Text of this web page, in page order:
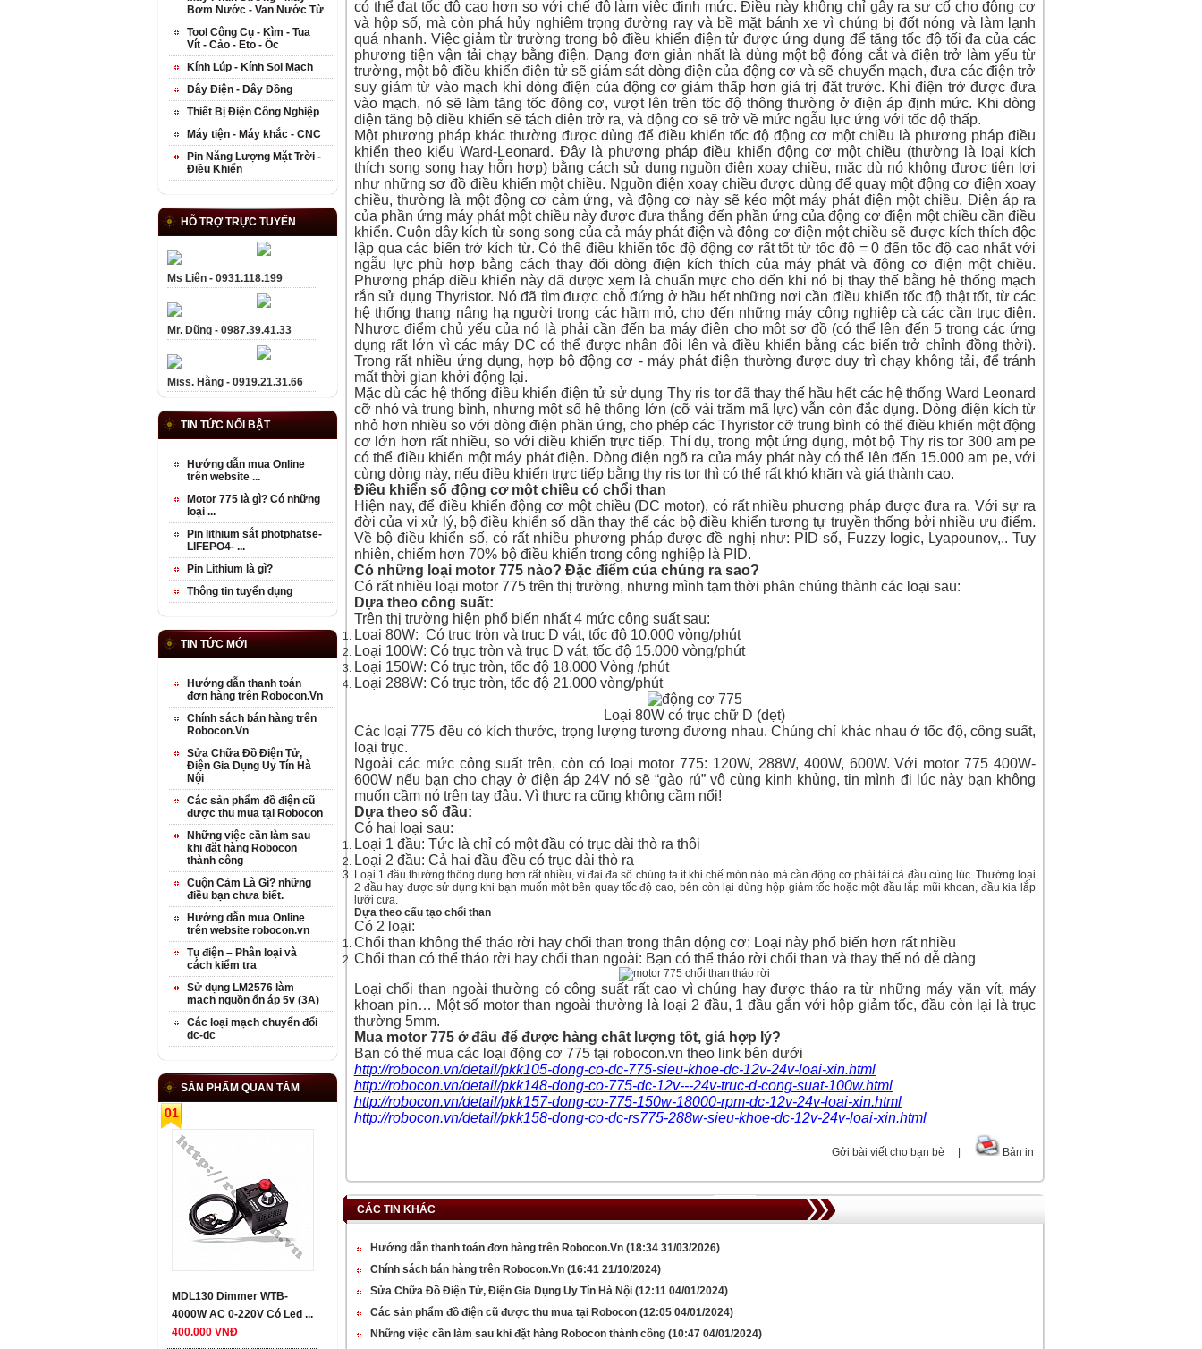
có thể đạt tốc độ cao hơn so với chế độ làm việc định mức. Điều này không chỉ gây ra sự cố cho động cơ
và hộp số, mà còn phá hủy nghiêm trọng đường ray và bề mặt bánh xe vì chúng bị đốt nóng và làm lạnh
quá nhanh. Việc giảm từ trường trong bộ điều khiển điện tử được ứng dụng để tăng tốc độ tối đa của các
phương tiện vận tải chạy bằng điện. Dạng đơn giản nhất là dùng một bộ đóng cắt và điện trở làm yếu từ
trường, một bộ điều khiển điện tử sẽ giám sát dòng điện của động cơ và sẽ chuyển mạch, đưa các điện trở
suy giảm từ vào mạch khi dòng điện của động cơ giảm thấp hơn giá trị đặt trước. Khi điện trở được đưa
vào mạch, nó sẽ làm tăng tốc động cơ, vượt lên trên tốc độ thông thường ở điện áp định mức. Khi dòng
điện tăng bộ điều khiển sẽ tách điện trở ra, và động cơ sẽ trở về mức ngẫu lực ứng với tốc độ thấp.
Một phương pháp khác thường được dùng để điều khiển tốc độ động cơ một chiều là phương pháp điều
khiển theo kiểu Ward-Leonard. Đây là phương pháp điều khiển động cơ một chiều (thường là loại kích
thích song song hay hỗn hợp) bằng cách sử dụng nguồn điện xoay chiều, mặc dù nó không được tiện lợi
như những sơ đồ điều khiển một chiều. Nguồn điện xoay chiều được dùng để quay một động cơ điện xoay
chiều, thường là một động cơ cảm ứng, và động cơ này sẽ kéo một máy phát điện một chiều. Điện áp ra
của phần ứng máy phát một chiều này được đưa thẳng đến phần ứng của động cơ điện một chiều cần điều
khiển. Cuộn dây kích từ song song của cả máy phát điện và động cơ điện một chiều sẽ được kích thích độc
lập qua các biến trở kích từ. Có thể điều khiển tốc độ động cơ rất tốt từ tốc độ = 0 đến tốc độ cao nhất với
ngẫu lực phù hợp bằng cách thay đổi dòng điện kích thích của máy phát và động cơ điện một chiều.
Phương pháp điều khiển này đã được xem là chuẩn mực cho đến khi nó bị thay thế bằng hệ thống mạch
rắn sử dụng Thyristor. Nó đã tìm được chỗ đứng ở hầu hết những nơi cần điều khiển tốc độ thật tốt, từ các
hệ thống thang nâng hạ người trong các hầm mỏ, cho đến những máy công nghiệp cà các cần trục điện.
Nhược điểm chủ yếu của nó là phải cần đến ba máy điện cho một sơ đồ (có thể lên đến 5 trong các ứng
dụng rất lớn vì các máy DC có thể được nhân đôi lên và điều khiển bằng các biến trở chỉnh đồng thời).
Trong rất nhiều ứng dụng, hợp bộ động cơ - máy phát điện thường được duy trì chạy không tải, để tránh
mất thời gian khởi động lại.
Mặc dù các hệ thống điều khiển điện tử sử dụng Thy ris tor đã thay thế hầu hết các hệ thống Ward Leonard
cỡ nhỏ và trung bình, nhưng một số hệ thống lớn (cỡ vài trăm mã lực) vẫn còn đắc dụng. Dòng điện kích từ
nhỏ hơn nhiều so với dòng điện phần ứng, cho phép các Thyristor cỡ trung bình có thể điều khiển một động
cơ lớn hơn rất nhiều, so với điều khiển trực tiếp. Thí dụ, trong một ứng dụng, một bộ Thy ris tor 300 am pe
có thể điều khiển một máy phát điện. Dòng điện ngõ ra của máy phát này có thể lên đến 15.000 am pe, với
cùng dòng này, nếu điều khiển trực tiếp bằng thy ris tor thì có thể rất khó khăn và giá thành cao.
Điều khiển số động cơ một chiều có chổi than
Hiện nay, để điều khiển động cơ một chiều (DC motor), có rất nhiều phương pháp được đưa ra. Với sự ra
đời của vi xử lý, bộ điều khiển số dần thay thế các bộ điều khiển tương tự truyền thống bởi nhiều ưu điểm.
Về bộ điều khiển số, có rất nhiều phương pháp được đề nghị như: PID số, Fuzzy logic, Lyapounov,.. Tuy
nhiên, chiếm hơn 70% bộ điều khiển trong công nghiệp là PID.
Có những loại motor 775 nào? Đặc điểm của chúng ra sao?
Có rất nhiều loại motor 775 trên thị trường, nhưng mình tạm thời phân chúng thành các loại sau:
Dựa theo công suất:
Trên thị trường hiện phổ biến nhất 4 mức công suất sau:
Loại 80W: Có trục tròn và trục D vát, tốc độ 10.000 vòng/phút
Loại 100W: Có trục tròn và trục D vát, tốc độ 15.000 vòng/phút
Loại 150W: Có trục tròn, tốc độ 18.000 Vòng /phút
Loại 288W: Có trục tròn, tốc độ 21.000 vòng/phút
Loại 80W có trục chữ D (dẹt)
Các loại 775 đều có kích thước, trọng lượng tương đương nhau. Chúng chỉ khác nhau ở tốc độ, công suất,
loại trục.
Ngoài các mức công suất trên, còn có loại motor 775: 120W, 288W, 400W, 600W. Với motor 775 400W-
600W nếu bạn cho chạy ở điện áp 24V nó sẽ “gào rú” vô cùng kinh khủng, tin mình đi lúc này bạn không
muốn cầm nó trên tay đâu. Vì thực ra cũng không cầm nổi!
Dựa theo số đầu:
Có hai loại sau:
Loại 1 đầu: Tức là chỉ có một đầu có trục dài thò ra thôi
Loại 2 đầu: Cả hai đầu đều có trục dài thò ra
Loại 1 đầu thường thông dụng hơn rất nhiều, vì đại đa số chúng ta ít khi chế món nào mà cần động cơ phải tải cả đầu cùng lúc. Thường loại
2 đầu hay được sử dụng khi bạn muốn một bên quay tốc độ cao, bên còn lại dùng hộp giảm tốc hoặc một đầu lắp mũi khoan, đầu kia lắp
lưỡi cưa.
Dựa theo cấu tạo chổi than
Có 2 loại:
Chổi than không thể tháo rời hay chổi than trong thân động cơ: Loại này phổ biến hơn rất nhiều
Chổi than có thể tháo rời hay chổi than ngoài: Bạn có thể tháo rời chổi than và thay thế nó dễ dàng
Loại chổi than ngoài thường có công suất rất cao vì chúng hay được tháo ra từ những máy vặn vít, máy
khoan pin… Một số motor than ngoài thường là loại 2 đầu, 1 đầu gắn với hộp giảm tốc, đầu còn lại là trục
thường 5mm.
Mua motor 775 ở đâu để được hàng chất lượng tốt, giá hợp lý?
Bạn có thể mua các loại động cơ 775 tại robocon.vn theo link bên dưới
http://robocon.vn/detail/pkk105-dong-co-dc-775-sieu-khoe-dc-12v-24v-loai-xin.html
http://robocon.vn/detail/pkk148-dong-co-775-dc-12v---24v-truc-d-cong-suat-100w.html
http://robocon.vn/detail/pkk157-dong-co-775-150w-18000-rpm-dc-12v-24v-loai-xin.html
http://robocon.vn/detail/pkk158-dong-co-dc-rs775-288w-sieu-khoe-dc-12v-24v-loai-xin.html
Gởi bài viết cho bạn bè Bản in
CÁC TIN KHÁC
Hướng dẫn thanh toán đơn hàng trên Robocon.Vn(18:34 31/03/2026)
Chính sách bán hàng trên Robocon.Vn(16:41 21/10/2024)
Sửa Chữa Đồ Điện Tử, Điện Gia Dụng Uy Tín Hà Nội(12:11 04/01/2024)
Các sản phẩm đồ điện cũ được thu mua tại Robocon(12:05 04/01/2024)
Những việc cần làm sau khi đặt hàng Robocon thành công(10:47 04/01/2024)
Bơm Nước - Van Nước Từ
Tool Công Cụ - Kìm - Tua
Vít - Cảo - Eto - Ốc
Kính Lúp - Kính Soi Mạch
Dây Điện - Dây Đồng
Thiết Bị Điện Công Nghiệp
Máy tiện - Máy khắc - CNC
Pin Năng Lượng Mặt Trời -
Điều Khiển
HỖ TRỢ TRỰC TUYẾN
Ms Liên - 0931.118.199
Mr. Dũng - 0987.39.41.33
Miss. Hằng - 0919.21.31.66
TIN TỨC NỔI BẬT
Hướng dẫn mua Online
trên website ...
Motor 775 là gì? Có những
loại ...
Pin lithium sắt photphatse-
LIFEPO4- ...
Pin Lithium là gì?
Thông tin tuyển dụng
TIN TỨC MỚI
Hướng dẫn thanh toán
đơn hàng trên Robocon.Vn
Chính sách bán hàng trên
Robocon.Vn
Sửa Chữa Đồ Điện Tử,
Điện Gia Dụng Uy Tín Hà
Nội
Các sản phẩm đồ điện cũ
được thu mua tại Robocon
Những việc cần làm sau
khi đặt hàng Robocon
thành công
Cuộn Cảm Là Gì? những
điều bạn chưa biết.
Hướng dẫn mua Online
trên website robocon.vn
Tụ điện – Phân loại và
cách kiểm tra
Sử dụng LM2576 làm
mạch nguồn ổn áp 5v (3A)
Các loại mạch chuyển đổi
dc-dc
SẢN PHẨM QUAN TÂM
01
MDL130 Dimmer WTB-
4000W AC 0-220V Có Led ...
400.000 VNĐ